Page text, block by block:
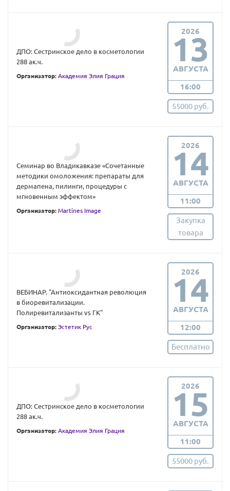
ДПО: Сестринское дело в косметологии
288 ак.ч.
Организатор: Академия Элия Грация
2026
13
АВГУСТА
16:00
55000 руб.
Семинар во Владикавказе «Сочетанные
методики омоложения: препараты для
дермапена, пилинги, процедуры с
мгновенным эффектом»
Организатор: Martines Image
2026
14
АВГУСТА
11:00
Закупка
товара
ВЕБИНАР. "Антиоксидантная революция
в биоревитализации.
Полиревитализанты vs ГК"
Организатор: Эстетик Рус
2026
14
АВГУСТА
12:00
Бесплатно
ДПО: Сестринское дело в косметологии
288 ак.ч.
Организатор: Академия Элия Грация
2026
15
АВГУСТА
11:00
55000 руб.